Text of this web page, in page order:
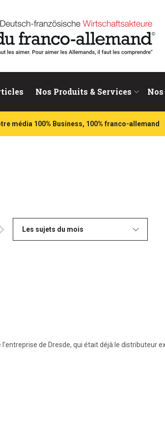
Nos Produits & Services
média 100% Business, 100% franco-allemand
Les sujets du mois
de Dresde, qui était déjà le distributeur